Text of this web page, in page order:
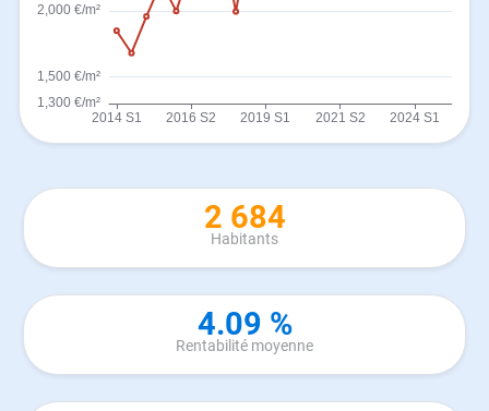
2 684
Habitants
4.09 %
Rentabilité moyenne